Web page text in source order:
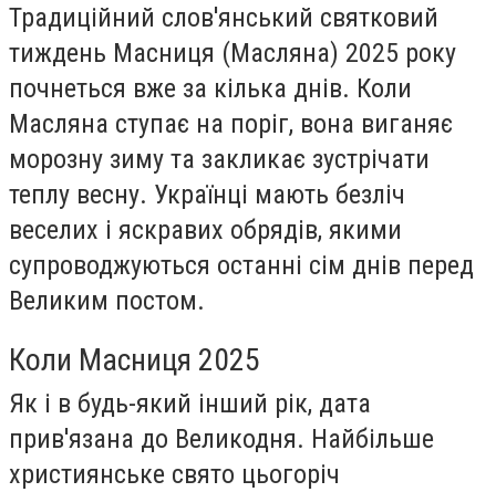
Традиційний слов'янський святковий
тиждень Масниця (Масляна) 2025 року
почнеться вже за кілька днів. Коли
Масляна ступає на поріг, вона виганяє
морозну зиму та закликає зустрічати
теплу весну. Українці мають безліч
веселих і яскравих обрядів, якими
супроводжуються останні сім днів перед
Великим постом.
Коли Масниця 2025
Як і в будь-який інший рік, дата
прив'язана до Великодня. Найбільше
християнське свято цьогоріч